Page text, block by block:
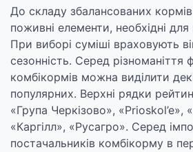
До складу збалансованих кормів
поживні елементи, необхідні
При виборі суміші враховують
сезонність. Серед різноманіття
комбікормів можна виділити
популярних. Верхні рядки
«Група Черкізово», «Prioskol’e»,
«Каргілл», «Русагро». Серед
постачальників комбікорму в